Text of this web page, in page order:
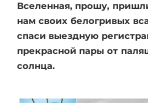
Вселенная, прошу,
нам своих белогривых
спаси выездную
прекрасной пары от
солнца.